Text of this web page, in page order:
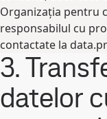
Organizația pentru
responsabilul cu
contactate la
3.
datelor